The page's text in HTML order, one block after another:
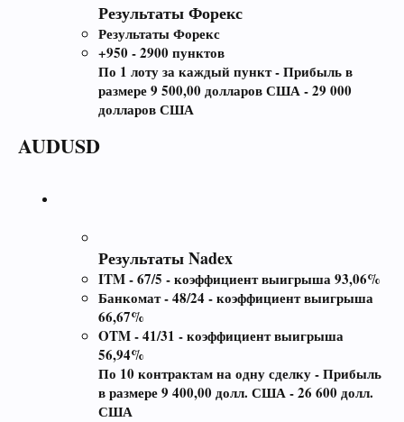
Результаты Форекс
Результаты Форекс
+950 - 2900 пунктов
По 1 лоту за каждый пункт - Прибыль в
размере 9 500,00 долларов США - 29 000
долларов США
AUDUSD
Результаты Nadex
ITM - 67/5 - коэффициент выигрыша 93,06%
Банкомат - 48/24 - коэффициент выигрыша
66,67%
OTM - 41/31 - коэффициент выигрыша
56,94%
По 10 контрактам на одну сделку - Прибыль
в размере 9 400,00 долл. США - 26 600 долл.
США